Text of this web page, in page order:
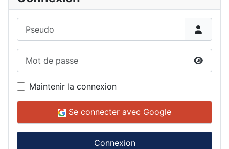
Maintenir la connexion
Se connecter avec Google
Connexion